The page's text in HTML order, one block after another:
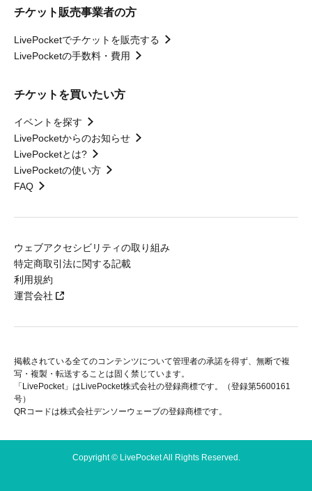
チケット販売事業者の方
LivePocketでチケットを販売する
LivePocketの手数料・費用
チケットを買いたい方
イベントを探す
LivePocketからのお知らせ
LivePocketとは?
LivePocketの使い方
FAQ
ウェブアクセシビリティの取り組み
特定商取引法に関する記載
利用規約
運営会社
掲載されている全てのコンテンツについて管理者の承諾を得ず、無断で複
写・複製・転送することは固く禁じています。
「LivePocket」はLivePocket株式会社の登録商標です。（登録第5600161
号）
QRコードは株式会社デンソーウェーブの登録商標です。
Copyright © LivePocket All Rights Reserved.